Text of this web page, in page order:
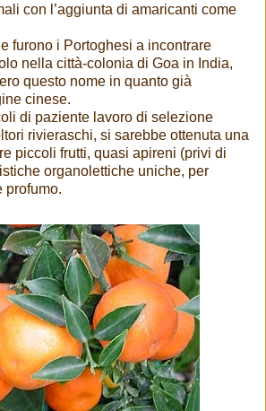
con l’aggiunta di amaricanti come
furono i Portoghesi a incontrare
nella città-colonia di Goa in India,
questo nome in quanto già
cinese.
di paziente lavoro di selezione
rivieraschi, si sarebbe ottenuta una
piccoli frutti, quasi apireni (privi di
organolettiche uniche, per
profumo.